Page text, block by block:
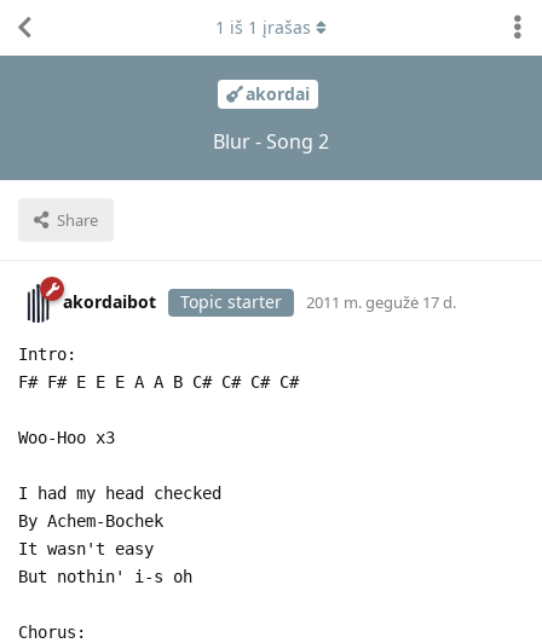
akordai
Blur - Song 2
Share
1 iš 1 įrašas
akordaibot Topic starter 2011 m. gegužė 17 d.
Intro:
F# F# E E E A A B C# C# C# C#
Woo-Hoo x3
I had my head checked
By Achem-Bochek
It wasn't easy
But nothin' i-s oh
Chorus: